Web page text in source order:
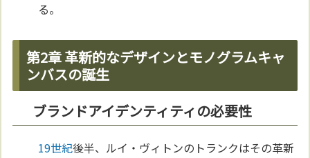
る。
第2章 革新的なデザインとモノグラムキャ
ンバスの誕生
ブランドアイデンティティの必要性
19世紀後半、ルイ・ヴィトンのトランクはその革新